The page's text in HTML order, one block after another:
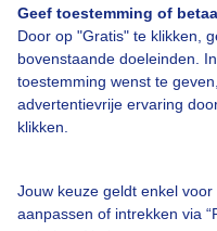
Geef toestemming of
Door op "Gratis" te klikken,
bovenstaande doeleinden.
toestemming wenst te
advertentievrije ervaring
klikken.
Jouw keuze geldt enkel
aanpassen of intrekken via
Contact
Toegankelijkheid
Gebruikersvoorwaarden
Privacy beleid